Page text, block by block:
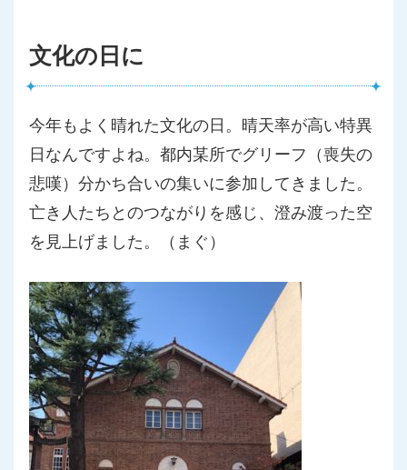
文化の日に
今年もよく晴れた文化の日。晴天率が高い特異
日なんですよね。都内某所でグリーフ（喪失の
悲嘆）分かち合いの集いに参加してきま した。
亡き人たちとのつながりを感じ、 澄み渡った空
を見上げました。（まぐ）